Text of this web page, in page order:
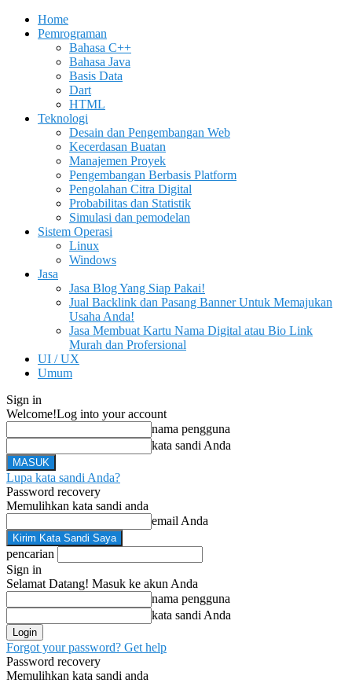
Home
Pemrograman
Bahasa C++
Bahasa Java
Basis Data
Dart
HTML
Teknologi
Desain dan Pengembangan Web
Kecerdasan Buatan
Manajemen Proyek
Pengembangan Berbasis Platform
Pengolahan Citra Digital
Probabilitas dan Statistik
Simulasi dan pemodelan
Sistem Operasi
Linux
Windows
Jasa
Jasa Blog Yang Siap Pakai!
Jual Backlink dan Pasang Banner Untuk Memajukan
Usaha Anda!
Jasa Membuat Kartu Nama Digital atau Bio Link
Murah dan Profersional
UI / UX
Umum
Sign in
Welcome!Log into your account
nama pengguna
kata sandi Anda
Lupa kata sandi Anda?
Password recovery
Memulihkan kata sandi anda
email Anda
pencarian
Sign in
Selamat Datang! Masuk ke akun Anda
nama pengguna
kata sandi Anda
Forgot your password? Get help
Password recovery
Memulihkan kata sandi anda